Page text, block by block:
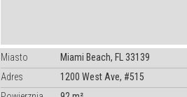
Miasto
Miami Beach, FL 33139
Adres
1200 West Ave, #515